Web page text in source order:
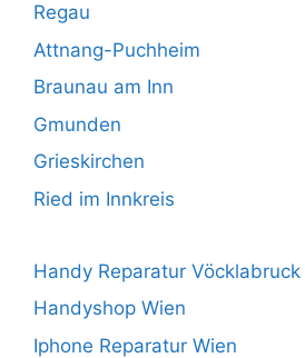
Regau
Attnang-Puchheim
Braunau am Inn
Gmunden
Grieskirchen
Ried im Innkreis
Handy Reparatur Vöcklabruck
Handyshop Wien
Iphone Reparatur Wien